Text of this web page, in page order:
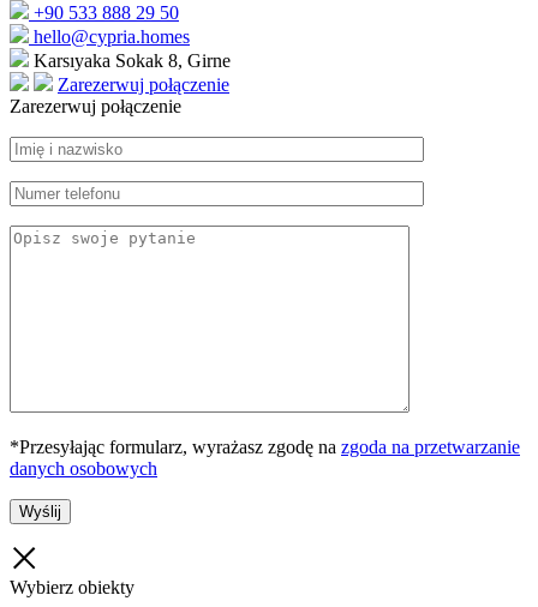
+90 533 888 29 50
hello@cypria.homes
Karsıyaka Sokak 8, Girne
Zarezerwuj połączenie
Zarezerwuj połączenie
*Przesyłając formularz, wyrażasz zgodę na zgoda na przetwarzanie
danych osobowych
Wybierz obiekty